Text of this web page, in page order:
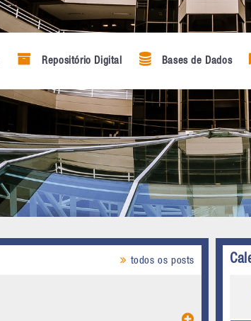
Repositório Digital Bases de Dados
todos os posts